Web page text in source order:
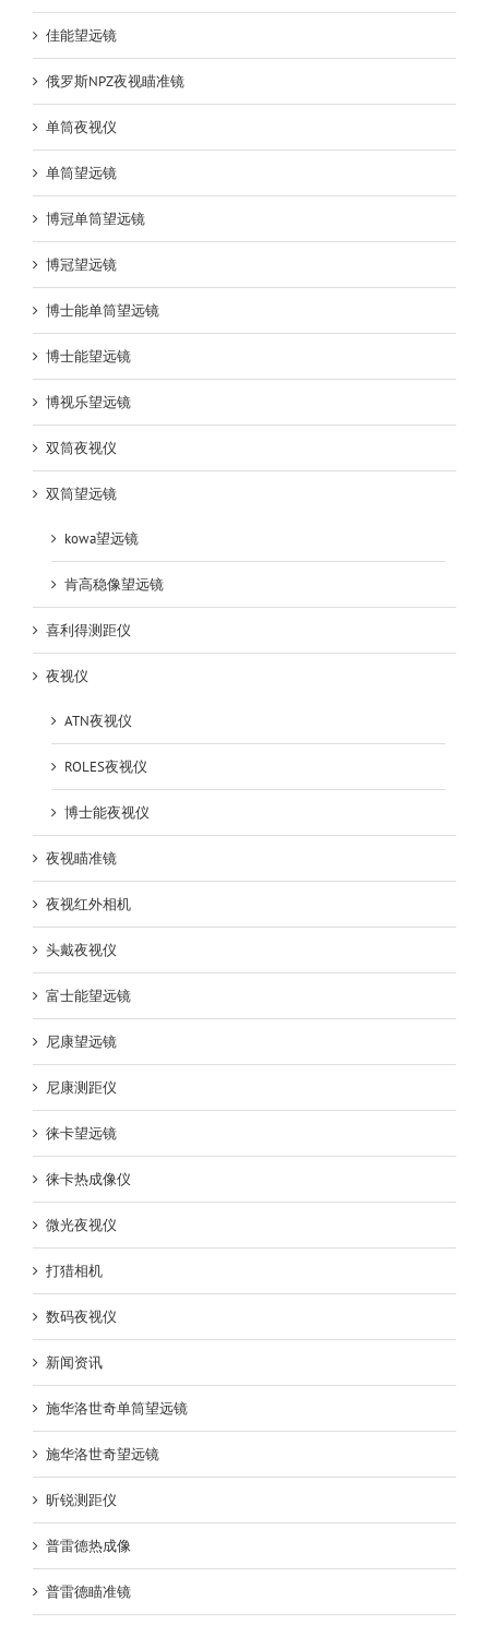
佳能望远镜
俄罗斯NPZ夜视瞄准镜
单筒夜视仪
单筒望远镜
博冠单筒望远镜
博冠望远镜
博士能单筒望远镜
博士能望远镜
博视乐望远镜
双筒夜视仪
双筒望远镜
kowa望远镜
肯高稳像望远镜
喜利得测距仪
夜视仪
ATN夜视仪
ROLES夜视仪
博士能夜视仪
夜视瞄准镜
夜视红外相机
头戴夜视仪
富士能望远镜
尼康望远镜
尼康测距仪
徕卡望远镜
徕卡热成像仪
微光夜视仪
打猎相机
数码夜视仪
新闻资讯
施华洛世奇单筒望远镜
施华洛世奇望远镜
昕锐测距仪
普雷德热成像
普雷德瞄准镜